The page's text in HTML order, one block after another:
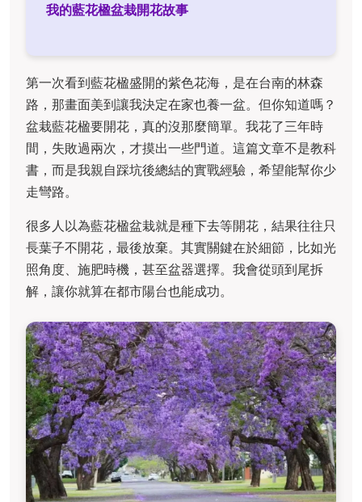
我的藍花楹盆栽開花故事
第一次看到藍花楹盛開的紫色花海，是在台南的林森
路，那畫面美到讓我決定在家也養一盆。但你知道嗎？
盆栽藍花楹要開花，真的沒那麼簡單。我花了三年時
間，失敗過兩次，才摸出一些門道。這篇文章不是教科
書，而是我親自踩坑後總結的實戰經驗，希望能幫你少
走彎路。
很多人以為藍花楹盆栽就是種下去等開花，結果往往只
長葉子不開花，最後放棄。其實關鍵在於細節，比如光
照角度、施肥時機，甚至盆器選擇。我會從頭到尾拆
解，讓你就算在都市陽台也能成功。